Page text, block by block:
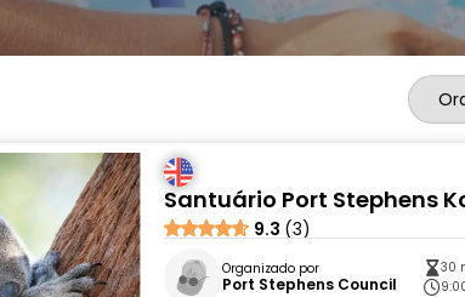
Santuário Port Stephens
9.3 (3)
Organizado por
Port Stephens Council
30